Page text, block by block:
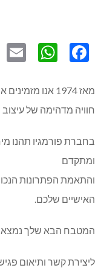
מאז 1974 אנו מזמינים אתכם להרגיש ולהתרגש
חוויה מדהימה של
בחברת פורמגיו תהנו
ומתקדם
והתאמת הפתרונות
האישיים שלכם.
המטבח הבא שלך נמצא
ליצירת קשר ותיאום